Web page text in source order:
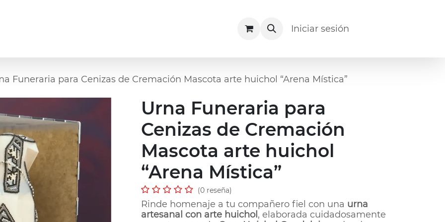
Acerca de Recursos Facturación
Iniciar sesión
Funeraria para Cenizas de Cremación Mascota arte huichol “Arena Mística”
Urna Funeraria para
Cenizas de Cremación
Mascota arte huichol
“Arena Mística”
(0 reseña)
Rinde homenaje a tu compañero fiel con una urna
artesanal con arte huichol , elaborada cuidadosamente